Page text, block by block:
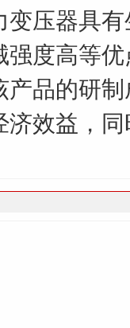
变压器具
度高等
品的研
效益，